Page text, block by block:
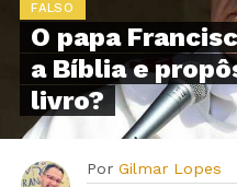
FALSO
O papa
a Bíblia e
livro?
Por Gilmar Lopes